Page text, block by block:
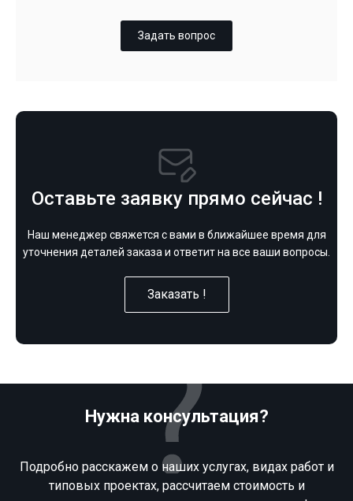
Задать вопрос
Оставьте заявку прямо сейчас !
Наш менеджер свяжется с вами в ближайшее время для
уточнения деталей заказа и ответит на все ваши вопросы.
Заказать !
Нужна консультация?
Подробно расскажем о наших услугах, видах работ и
типовых проектах, рассчитаем стоимость и